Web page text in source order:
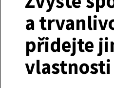
a
přidejte
vlastnosti